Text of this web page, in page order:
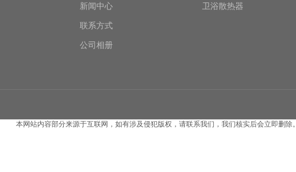
新闻中心
联系方式
公司相册
卫浴散热器
本网站内容部分来源于互联网，如有涉及侵犯版权，请联系我们，我们核实后会立即删除。